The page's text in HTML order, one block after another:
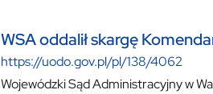
WSA oddalił skargę
https://uodo.gov.pl/pl/138/4062
Wojewódzki Sąd Administracyjny w